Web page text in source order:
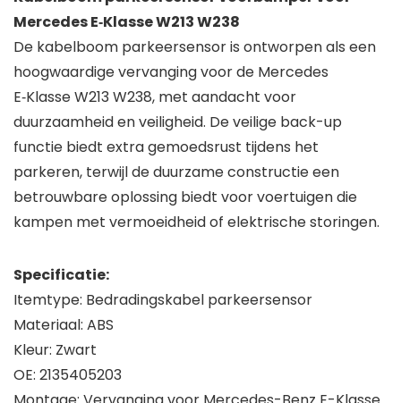
Mercedes E‑Klasse W213 W238
De kabelboom parkeersensor is ontworpen als een
hoogwaardige vervanging voor de Mercedes
E‑Klasse W213 W238, met aandacht voor
duurzaamheid en veiligheid. De veilige back-up
functie biedt extra gemoedsrust tijdens het
parkeren, terwijl de duurzame constructie een
betrouwbare oplossing biedt voor voertuigen die
kampen met vermoeidheid of elektrische storingen.
Specificatie:
Itemtype: Bedradingskabel parkeersensor
Materiaal: ABS
Kleur: Zwart
OE: 2135405203